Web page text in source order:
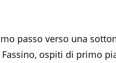
passo verso una
ospiti di primo